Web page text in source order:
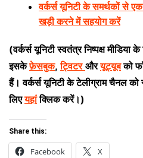
वर्कर्स यूनिटी के समर्थकों से
खड़ी करने में सहयोग करें
(वर्कर्स यूनिटी स्वतंत्र निष्पक्ष
इसकेफ़ेसबुक,ट्विटर औरयूट्यूब को
हैं। वर्कर्स यूनिटी के टेलीग्राम चैनल
लिएयहां क्लिक करें।)
Share this:
Facebook X